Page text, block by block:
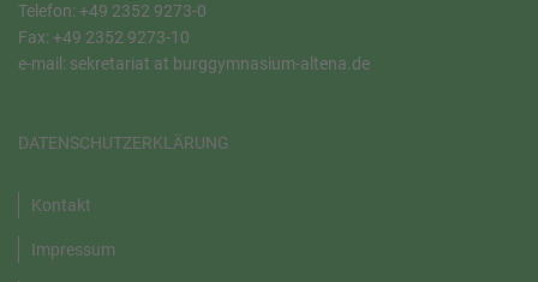
Telefon: +49 2352 9273-0
Fax: +49 2352 9273-10
e-mail: sekretariat at burggymnasium-altena.de
DATENSCHUTZERKLÄRUNG
Kontakt
Impressum